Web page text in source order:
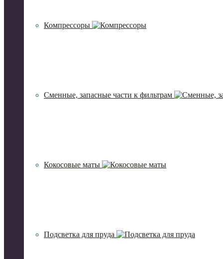
Компрессоры
Сменные, запасные части к фильтрам
Кокосовые маты
Подсветка для пруда